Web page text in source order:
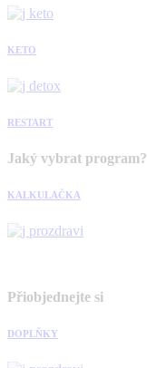
KETO
RESTART
Jaký vybrat program?
KALKULAČKA
Přiobjednejte si
DOPLŇKY